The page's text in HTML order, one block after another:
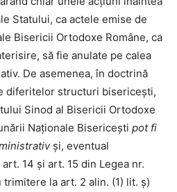
Statului, ca actele emise de
Bisericii Ortodoxe Române, ca
să fie anulate pe calea
De asemenea, în doctrină
diferitelor structuri bisericești,
Sinod al Bisericii Ortodoxe
Naționale Bisericești pot fi
și, eventual
14 și art. 15 din Legea nr.
la art. 2 alin. (1) lit. ș)